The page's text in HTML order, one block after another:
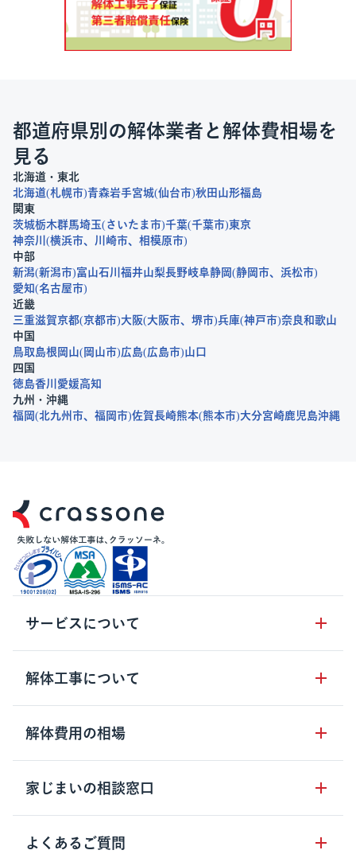
都道府県別の解体業者と解体費相場を
見る
北海道・東北
北海道 札幌市 青森岩手宮城 仙台市 秋田 山形福島
関東
茨城栃木群馬埼玉 さいたま市 千葉 千葉市 東京
神奈川
横浜市 川崎市
相模原市
中部
新潟 新潟市 富山石川 福井山梨長野岐阜静岡 静岡市
浜松市
愛知 名古屋市
近畿
三重滋賀京都 京都市 大阪 大阪市 堺市 兵庫 神戸市 奈良和歌山
中国
鳥取 島根 岡山 岡山市 広島 広島市 山口
四国
徳島香川 愛媛高知
九州・沖縄
福岡 北九州市 福岡市 佐賀長崎熊本 熊本市 大分宮崎鹿児島沖縄
サービスについて
サービスの流れ
サービスのメリット
クラッソーネの自治体連携
解体工事について
解体工事の基礎知識
解体工事に関わる法律
用語集
解体費用の相場
木造住宅の相場
鉄骨造住宅の相場
RC造住宅の相場
家じまいの相談窓口
家じまいの相談窓口
よくあるご質問